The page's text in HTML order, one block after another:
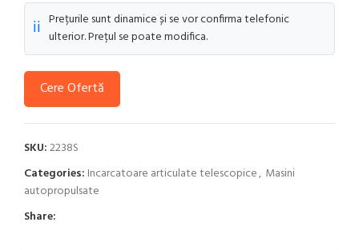
ℹ️ Prețurile sunt dinamice și se vor confirma telefonic
ulterior. Prețul se poate modifica.
Cere Ofertă
SKU:2238S
Categories: Incarcatoare articulate telescopice, Masini
autopropulsate
Share: